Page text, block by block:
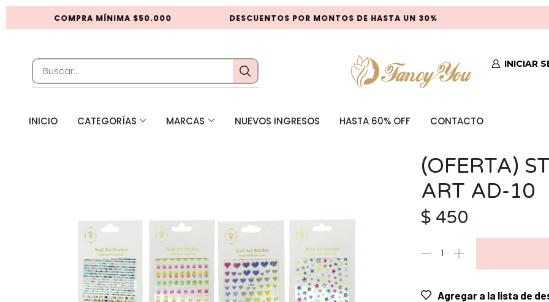
COMPRA MÍNIMA $50.000 DESCUENTOS POR MONTOS DE HASTA UN 30%
INICIAR
INICIO CATEGORÍAS MARCAS NUEVOS INGRESOS HASTA 60% OFF CONTACTO
(OFERTA)
ART AD-10
$ 450
Agregar a la lista de